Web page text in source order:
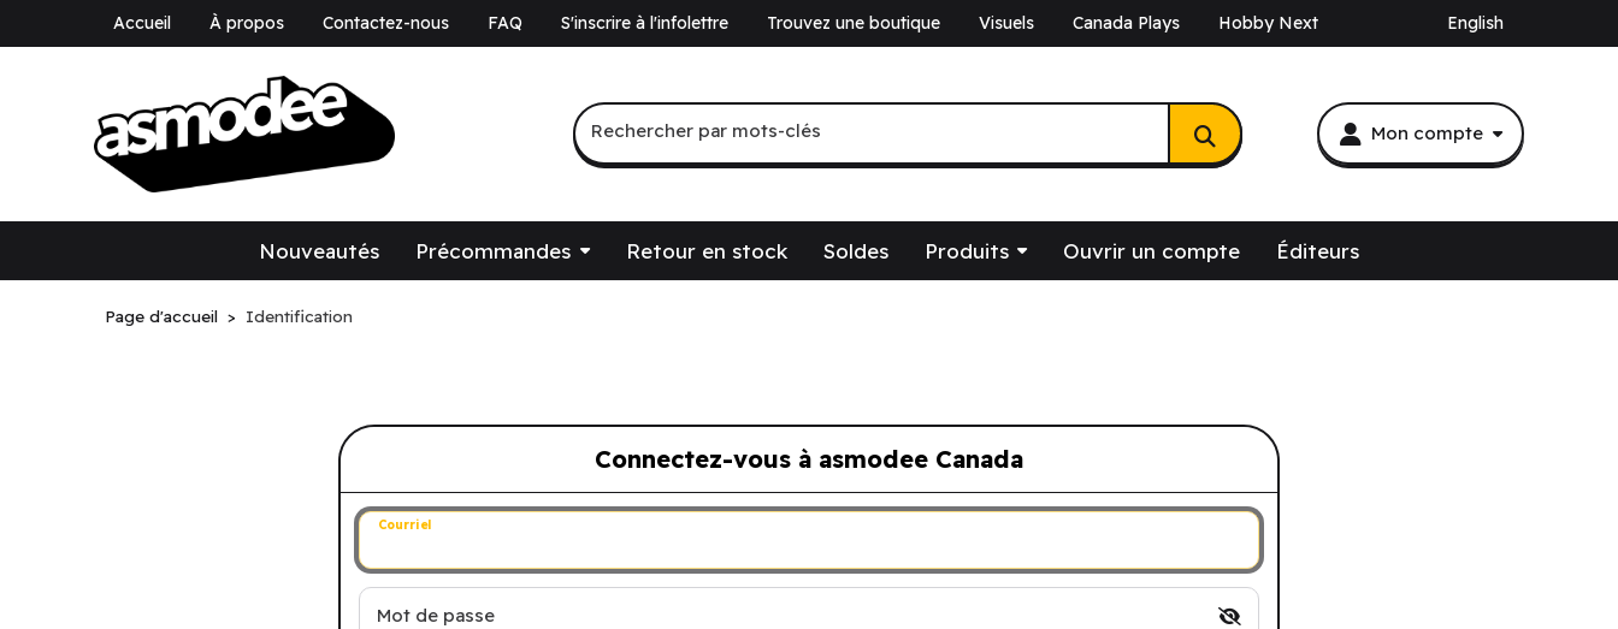
Accueil À propos Contactez-nous FAQ S'inscrire à l'infolettre Trouvez une boutique Visuels Canada Plays Hobby Next English
Mon compte
Recherche par mots-clés
Rechercher par mots-clés
Nouveautés Précommandes Retour en stock Soldes Produits Ouvrir un compte Éditeurs
Page d'accueil Identification
Connectez-vous à asmodee Canada
Connectez-vous à asmodee Canada
Courriel
Mot de passe